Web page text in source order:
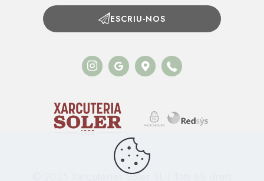
ESCRIU-NOS
© 2025 Xarcuteries Soler SL | Tots els drets